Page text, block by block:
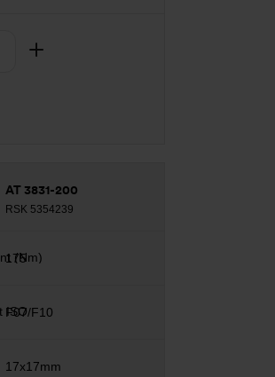
AT 3831-200
RSK 5354239
175
F07/F10
17x17mm